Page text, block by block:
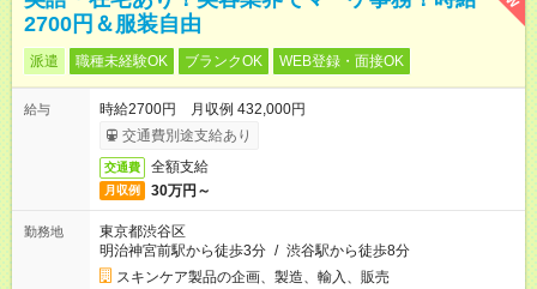
2700円＆服装自由
派遣 職種未経験OK ブランクOK WEB登録・面接OK
給与
時給2700円 月収例 432,000円
交通費別途支給あり
交通費 全額支給
月収例 30万円～
勤務地
東京都渋谷区
明治神宮前駅から徒歩3分 / 渋谷駅から徒歩8分
スキンケア製品の企画、製造、輸入、販売